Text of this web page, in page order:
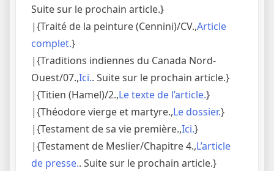
Suite sur le prochain article.}
|{Traité de la peinture (Cennini)/CV.,Article
complet.}
|{Traditions indiennes du Canada Nord-
Ouest/07.,Ici.. Suite sur le prochain article.}
|{Titien (Hamel)/2.,Le texte de l’article.}
|{Théodore vierge et martyre.,Le dossier.}
|{Testament de sa vie première.,Ici.}
|{Testament de Meslier/Chapitre 4.,L’article
de presse.. Suite sur le prochain article.}